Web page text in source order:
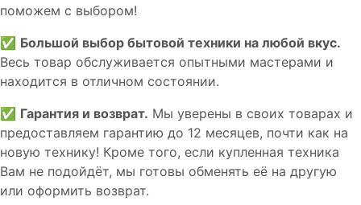
пoможем с выборoм!
✅ Большой выбор бытовой техники на любой вкус.
Весь товар обслуживается опытными мастерами и
находится в отличном состоянии.
✅ Гарантия и возврат. Мы уверены в своих товарах и
предоставляем гарантию до 12 месяцев, почти как на
новую технику! Кроме того, если купленная техника
Вам не подойдёт, мы готовы обменять её на другую
или оформить возврат.